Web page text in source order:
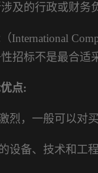
及的行政或财务
International
招标不是最合适
点:
烈，一般可以对
设备、技术和工